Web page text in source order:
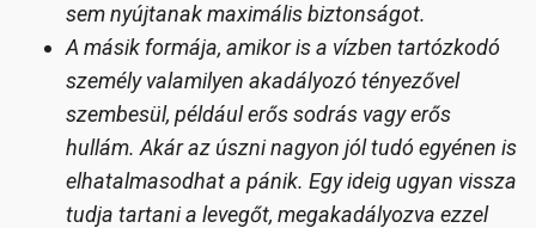
sem nyújtanak maximális biztonságot.
A másik formája, amikor is a vízben tartózkodó
személy valamilyen akadályozó tényezővel
szembesül, például erős sodrás vagy erős
hullám. Akár az úszni nagyon jól tudó egyénen is
elhatalmasodhat a pánik. Egy ideig ugyan vissza
tudja tartani a levegőt, megakadályozva ezzel